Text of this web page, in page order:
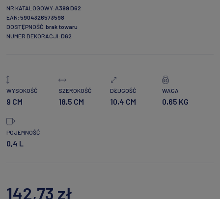
NR KATALOGOWY: A399 D62
EAN: 5904326573598
DOSTĘPNOŚĆ: brak towaru
NUMER DEKORACJI: D62
WYSOKOŚĆ
9 CM
SZEROKOŚĆ
18,5 CM
DŁUGOŚĆ
10,4 CM
WAGA
0,65 KG
POJEMNOŚĆ
0,4 L
142,73 zł